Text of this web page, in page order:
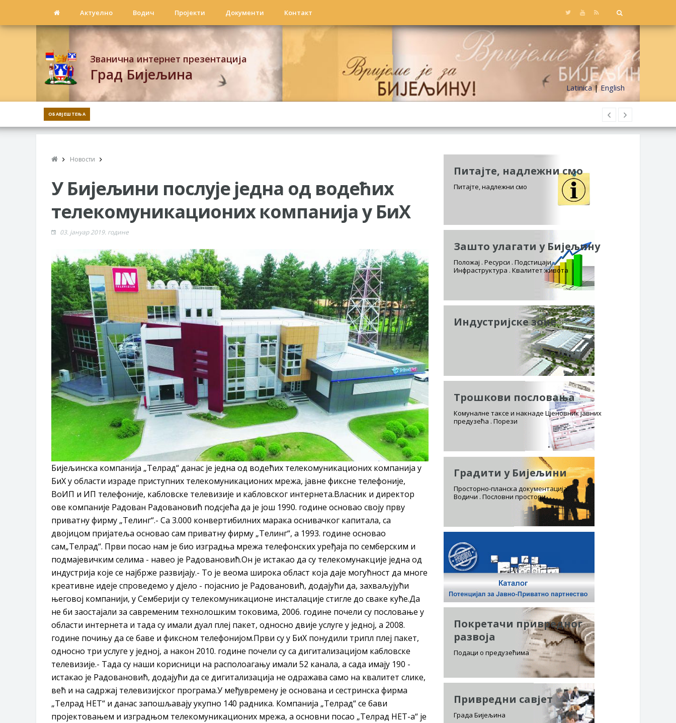
Актуелно Водич Пројекти Документи Контакт
Latinica| English
Званична интернет презентација
Град Бијељина
ОБАВЈЕШТЕЊА
Новости
У Бијељини послује једна од водећих
телекомуникационих компанија у БиХ
03. јануар 2019. године
Бијељинска компанија „Телрад“ данас је једна од водећих телекомуникационих компанија у
БиХ у области израде приступних телекомуникационих мрежа, јавне фиксне телефоније,
ВоИП и ИП телефоније, кабловске телевизије и кабловског интернета.Власник и директор
ове компаније Радован Радовановић подсјећа да је још 1990. године основао своју прву
приватну фирму „Телинг“.- Са 3.000 конвертибилних марака оснивачког капитала, са
двојицом пријатеља основао сам приватну фирму „Телинг“, а 1993. године основао
сам„Телрад“. Први посао нам је био изградња мрежа телефонских уређаја по семберским и
подмајевичким селима - навео је Радовановић.Он је истакао да су телекомунакције једна од
индустрија које се најбрже развијају.- То је веома широка област која даје могућност да многе
креативне идеје спроведемо у дјело - појаснио је Радовановић, додајући да, захваљујући
његовој компанији, у Семберији су телекомуникационе инсталације стигле до сваке куће.Да
не би заостајали за савременим технолошким токовима, 2006. године почели су пословање у
области интернета и тада су имали дуал плеј пакет, односно двије услуге у једној, а 2008.
године почињу да се баве и фиксном телефонијом.Први су у БиХ понудили трипл плеј пакет,
односно три услуге у једној, а након 2010. године почели су са дигитализацијом кабловске
телевизије.- Тада су наши корисници на располоагању имали 52 канала, а сада имају 190 -
истакао је Радовановић, додајући да се дигитализација не одражава само на квалитет слике,
већ и на садржај телевизијског програма.У међувремену је основана и сестринска фирма
„Телрад НЕТ“ и данас запошљавају укупно 140 радника. Компанија „Телрад“ се бави
пројектовањем и изградњом телекомуникационих мрежа, а основни посао „Телрад НЕТ-а“ је
Питајте, надлежни смо
Питајте, надлежни смо
Зашто улагати у Бијељину
Положај . Ресурси . Подстицаји
Инфраструктура . Квалитет живота
Индустријске зоне
Трошкови пословања
Комуналне таксе и накнаде Цјеновник јавних
предузећа . Порези
Градити у Бијељини
Просторно-планска документација.
Водичи . Пословни простори
Покретачи привредног
развоја
Подаци о предузећима
Привредни савјет
Града Бијељина